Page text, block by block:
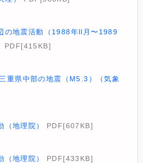
の地震活動（1988年ll月〜1989
PDF[415KB]
重県中部の地震（M5.3）（気象
（地理院）
PDF[607KB]
（地理院）
PDF[433KB]